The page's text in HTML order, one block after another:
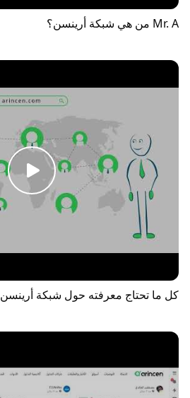
Mr. A من هي شبكة أرينسن؟
كل ما تحتاج معرفته حول شبكة أرينسن